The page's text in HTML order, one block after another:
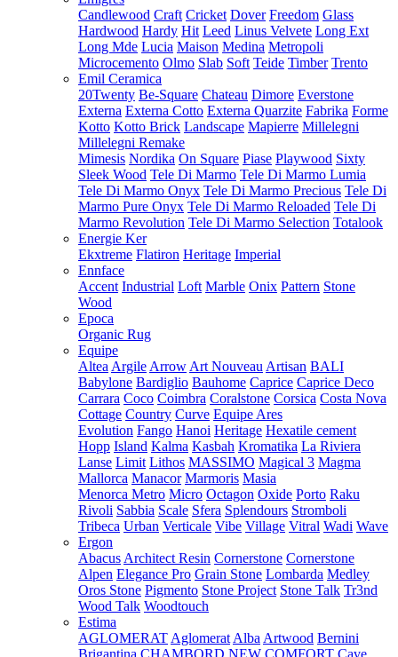
Candlewood Craft Cricket Dover Freedom Glass
Hardwood Hardy Hit Leed Linus Velvete Long Ext
Long Mde Lucia Maison Medina Metropoli
Microcemento Olmo Slab Soft Teide Timber Trento
Emil Ceramica
20Twenty Be-Square Chateau Dimore Everstone
Externa Externa Cotto Externa Quarzite Fabrika Forme
Kotto Kotto Brick Landscape Mapierre Millelegni
Millelegni Remake
Mimesis Nordika On Square Piase Playwood Sixty
Sleek Wood Tele Di Marmo Tele Di Marmo Lumia
Tele Di Marmo Onyx Tele Di Marmo Precious Tele Di
Marmo Pure Onyx Tele Di Marmo Reloaded Tele Di
Marmo Revolution Tele Di Marmo Selection Totalook
Energie Ker
Ekxtreme Flatiron Heritage Imperial
Ennface
Accent Industrial Loft Marble Onix Pattern Stone
Wood
Epoca
Organic Rug
Equipe
Altea Argile Arrow Art Nouveau Artisan BALI
Babylone Bardiglio Bauhome Caprice Caprice Deco
Carrara Coco Coimbra Coralstone Corsica Costa Nova
Cottage Country Curve Equipe Ares
Evolution Fango Hanoi Heritage Hexatile cement
Hopp Island Kalma Kasbah Kromatika La Riviera
Lanse Limit Lithos MASSIMO Magical 3 Magma
Mallorca Manacor Marmoris Masia
Menorca Metro Micro Octagon Oxide Porto Raku
Rivoli Sabbia Scale Sfera Splendours Stromboli
Tribeca Urban Verticale Vibe Village Vitral Wadi Wave
Ergon
Abacus Architect Resin Cornerstone Cornerstone
Alpen Elegance Pro Grain Stone Lombarda Medley
Oros Stone Pigmento Stone Project Stone Talk Tr3nd
Wood Talk Woodtouch
Estima
AGLOMERAT Aglomerat Alba Artwood Bernini